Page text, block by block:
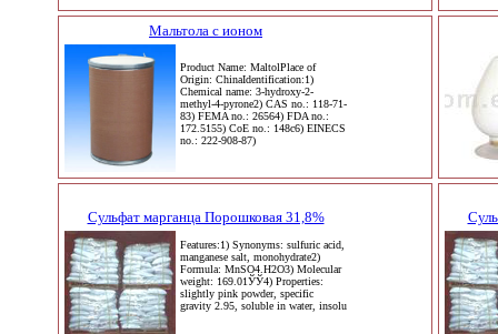
Мальтола с ионом
Product Name: MaltolPlace of
Origin: ChinaIdentification:1)
Chemical name: 3-hydroxy-2-
methyl-4-pyrone2) CAS no.: 118-71-
83) FEMA no.: 26564) FDA no.:
172.5155) CoE no.: 148c6) EINECS
no.: 222-908-87)
Сульфат марганца Порошковая 31,8%
Features:1) Synonyms: sulfuric acid,
manganese salt, monohydrate2)
Formula: MnSO4.H2O3) Molecular
weight: 169.01ЎЎ4) Properties:
slightly pink powder, specific
gravity 2.95, soluble in water, insolu